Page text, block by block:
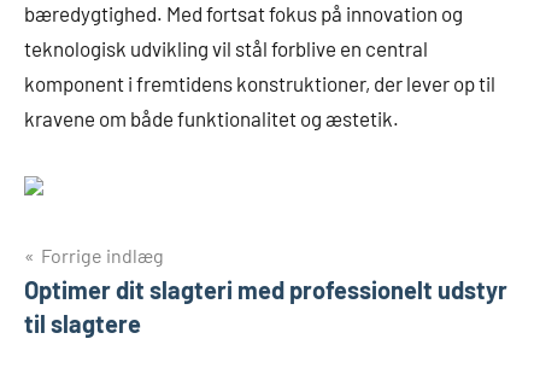
bæredygtighed. Med fortsat fokus på innovation og
teknologisk udvikling vil stål forblive en central
komponent i fremtidens konstruktioner, der lever op til
kravene om både funktionalitet og æstetik.
Indlægsnavigation
Forrige indlæg
Optimer dit slagteri med professionelt udstyr
til slagtere